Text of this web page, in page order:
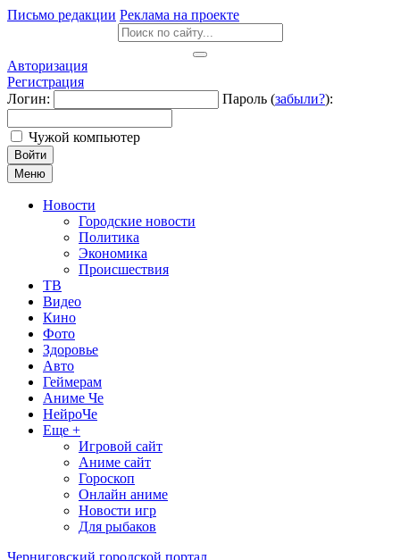
Письмо редакции Реклама на проекте
Авторизация
Регистрация
Логин:
Пароль (забыли?):
Чужой компьютер
Войти
Меню
Новости
Городские новости
Политика
Экономика
Происшествия
ТВ
Видео
Кино
Фото
Здоровье
Авто
Геймерам
Аниме Че
НейроЧе
Еще +
Игровой сайт
Аниме сайт
Гороскоп
Онлайн аниме
Новости игр
Для рыбаков
Черниговский городской портал